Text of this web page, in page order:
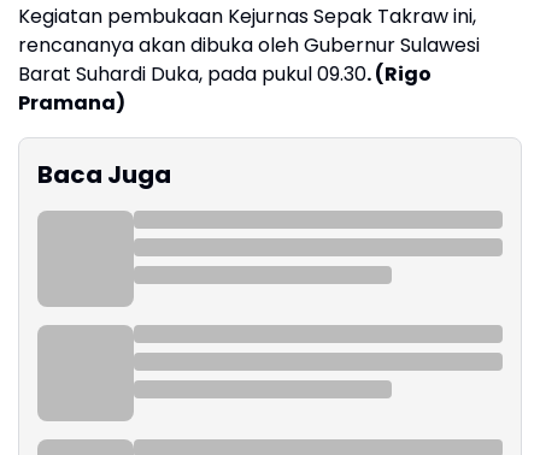
Kegiatan pembukaan Kejurnas Sepak Takraw ini,
rencananya akan dibuka oleh Gubernur Sulawesi
Barat Suhardi Duka, pada pukul 09.30. (Rigo
Pramana)
Baca Juga